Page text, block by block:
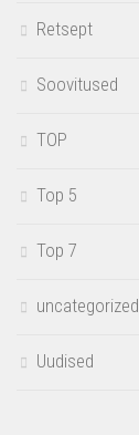
Retsept
Soovitused
TOP
Top 5
Top 7
uncategorized
Uudised